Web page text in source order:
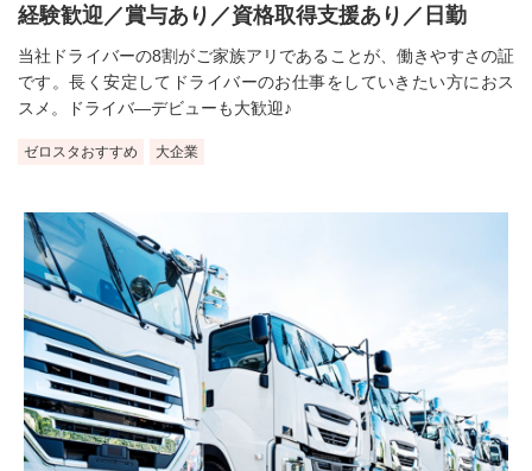
経験歓迎／賞与あり／資格取得支援あり／日勤
当社ドライバーの8割がご家族アリであることが、働きやすさの証
です。長く安定してドライバーのお仕事をしていきたい方におス
スメ。ドライバ―デビューも大歓迎♪
ゼロスタおすすめ 大企業